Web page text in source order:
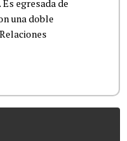
egresada de
una doble